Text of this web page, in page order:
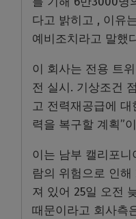
다고 밝히고 , 이유
예비조치라고 말했
이 회사는 전용 트
전 실시. 기상조건
고 전력재공급에
력을 복구할 계획”
이는 남부 캘리포
람의 위험으로 인
져 있어 25일 오전
때문이라고 회사측